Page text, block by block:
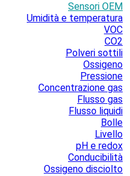
Sensori OEM
Umidità e temperatura
VOC
CO2
Polveri sottili
Ossigeno
Pressione
Concentrazione gas
Flusso gas
Flusso liquidi
Bolle
Livello
pH e redox
Conducibilità
Ossigeno disciolto